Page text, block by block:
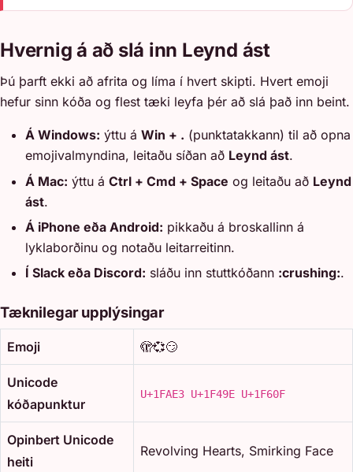
Hvernig á að slá inn Leynd ást
Þú þarft ekki að afrita og líma í hvert skipti. Hvert emoji
hefur sinn kóða og flest tæki leyfa þér að slá það inn beint.
Á Windows: ýttu á Win + . (punktatakkann) til að opna
emojivalmyndina, leitaðu síðan að Leynd ást.
Á Mac: ýttu á Ctrl + Cmd + Space og leitaðu að Leynd
ást.
Á iPhone eða Android: pikkaðu á broskallinn á
lyklaborðinu og notaðu leitarreitinn.
Í Slack eða Discord: sláðu inn stuttkóðann :crushing:.
Tæknilegar upplýsingar
Emoji 🫣💞😏
Unicode
kóðapunktur
U+1FAE3 U+1F49E U+1F60F
Opinbert Unicode
heiti
Revolving Hearts, Smirking Face